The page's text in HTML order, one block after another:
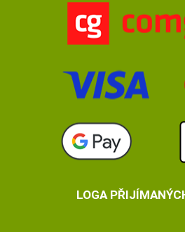
LOGA